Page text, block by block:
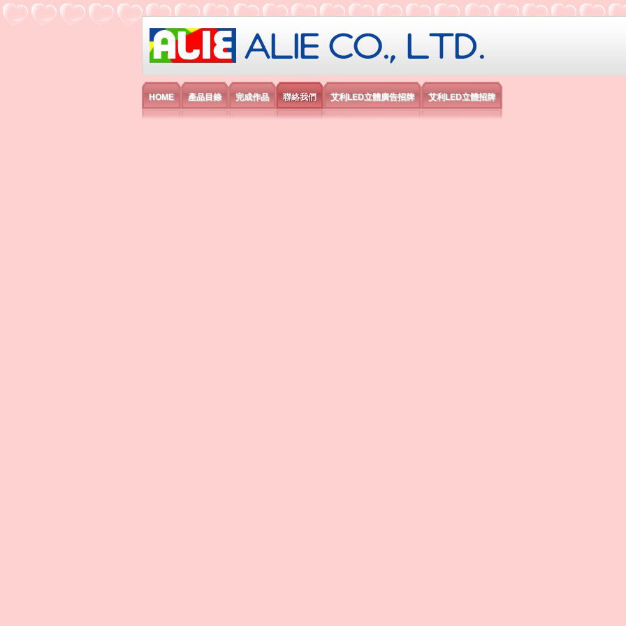
艾利國際電子有限公司
HOME 產品目錄 完成作品 聯絡我們 艾利LED立體廣告招牌 艾利LED立體招牌